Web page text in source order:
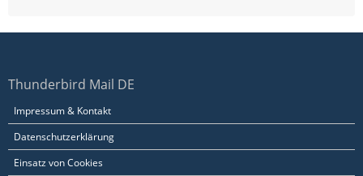
Thunderbird Mail DE
Impressum & Kontakt
Datenschutzerklärung
Einsatz von Cookies